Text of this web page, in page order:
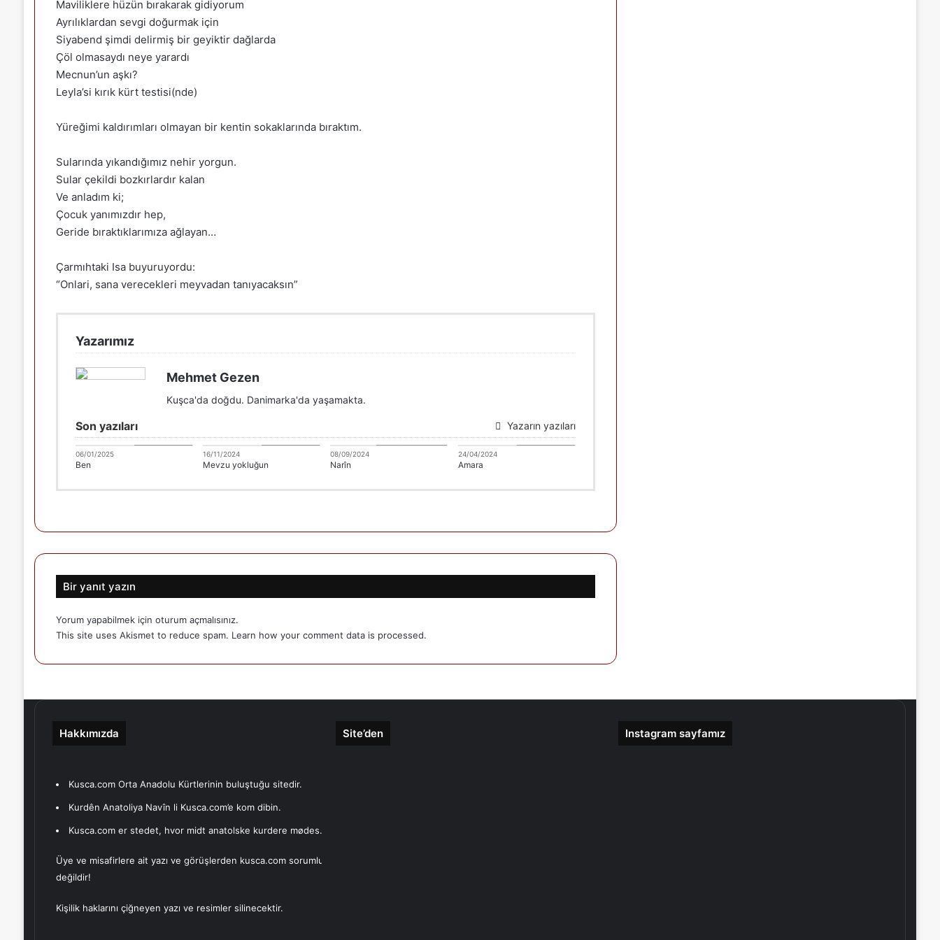
Maviliklere hüzün bırakarak gidiyorum
Ayrılıklardan sevgi doğurmak için
Siyabend şimdi delirmiş bir geyiktir dağlarda
Çöl olmasaydı neye yarardı
Mecnun’un aşkı?
Leyla’si kırık kürt testisi(nde)
Yüreğimi kaldırımları olmayan bir kentin sokaklarında bıraktım.
Sularında yıkandığımız nehir yorgun.
Sular çekildi bozkırlardır kalan
Ve anladım ki;
Çocuk yanımızdır hep,
Geride bıraktıklarımıza ağlayan…
Çarmıhtaki Isa buyuruyordu:
“Onlari, sana verecekleri meyvadan tanıyacaksın”
Yazarımız
Mehmet Gezen
Kuşca'da doğdu. Danimarka'da yaşamakta.
Son yazıları Yazarın yazıları
Mehmet Gezen
06/01/2025
Ben
Mehmet Gezen
16/11/2024
Mevzu yokluğun
Kategori edilmemis
08/09/2024
Narîn
Mehmet Gezen
24/04/2024
Amara
Bir yanıt yazın
Yorum yapabilmek için oturum açmalısınız.
This site uses Akismet to reduce spam. Learn how your comment data is processed.
Hakkımızda
Kusca.com Orta Anadolu Kürtlerinin buluştuğu sitedir.
Kurdên Anatoliya Navîn li Kusca.com’e kom dibin.
Kusca.com er stedet, hvor midt anatolske kurdere mødes.
Üye ve misafirlere ait yazı ve görüşlerden kusca.com sorumlu
değildir!
Kişilik haklarını çiğneyen yazı ve resimler silinecektir.
Site’den Instagram sayfamız